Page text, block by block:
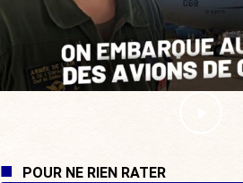
POUR NE RIEN RATER